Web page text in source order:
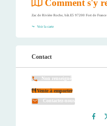
Comment s'y
Zac de Rivière Roche, bât.E5 97200 Fort de France
Voir la carte
Contact
Non renseigné
Vente à emporter
Contactez-nous